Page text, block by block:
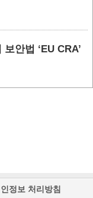
안법 ‘EU CRA’
정보 처리방침